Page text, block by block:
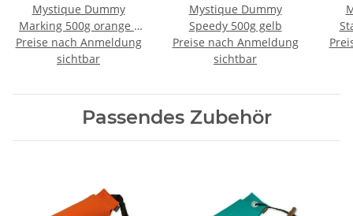
Mystique Dummy
Marking 500g orange /
grün
Preise nach Anmeldung
sichtbar
Mystique Dummy
Speedy 500g gelb
Preise nach Anmeldung
sichtbar
Passendes Zubehör